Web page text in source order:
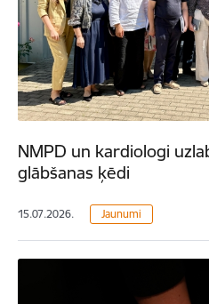
NMPD un kardiologi
glābšanas ķēdi
15.07.2026. Jaunumi